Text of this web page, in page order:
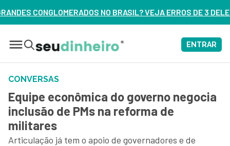
NO BRASIL? VEJA ERROS DE 3 DELES – ASSISTA AGORA
ENTRAR
CONVERSAS
Equipe econômica do governo negocia
inclusão de PMs na reforma de
militares
Articulação já tem o apoio de governadores e de